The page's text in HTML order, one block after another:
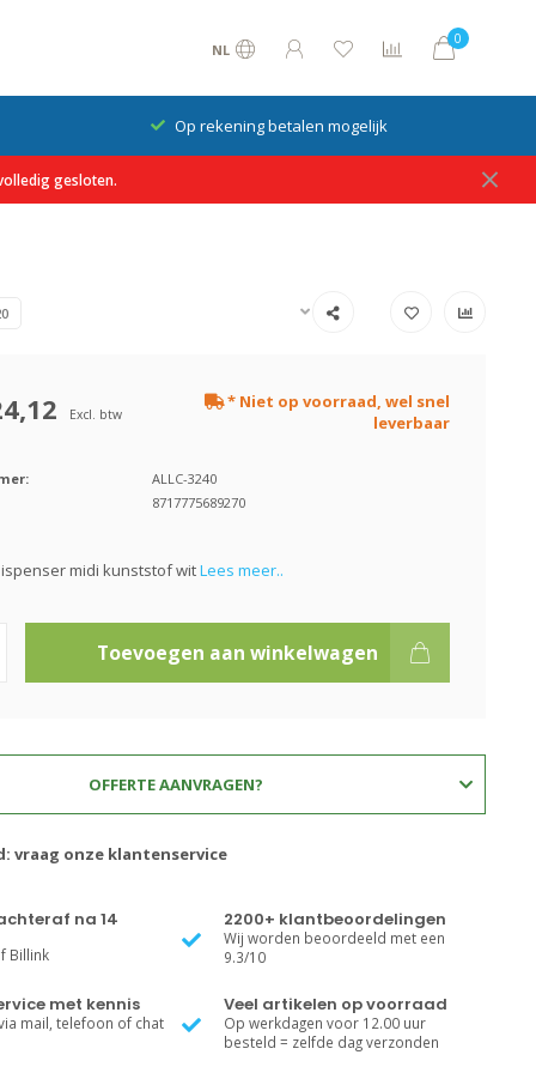
NL
0
Op rekening betalen mogelijk
gesloten.
Excl. btw
* Niet op voorraad, wel snel
leverbaar
ALLC-3240
8717775689270
midi kunststof witLees meer..
Toevoegen aan winkelwagen
OFFERTE AANVRAGEN?
vraag onze klantenservice
na 14
Billink
2200+ klantbeoordelingen
Wij worden beoordeeld met een
9.3/10
met kennis
mail, telefoon of chat
Veel artikelen op voorraad
Op werkdagen voor 12.00 uur
besteld = zelfde dag verzonden